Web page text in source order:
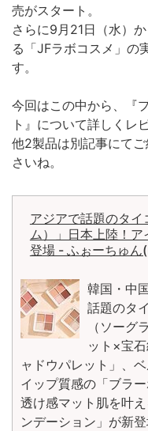
売がスタート。
さらに9月21日（水）
る「JFラボコスメ」の
す。
今回はこの中から、『
ト』について詳しくレ
他2製品は別記事にて
さいね。
アジアで話題のタ
ム）」日本上陸！
登場 - ふぉーちゅん
韓国・中
話題のタ
（ソーグ
ット×宝
ャドウパレット」、
イップ質感の「ブラ
透け感マット肌を叶
ンデーション」が新